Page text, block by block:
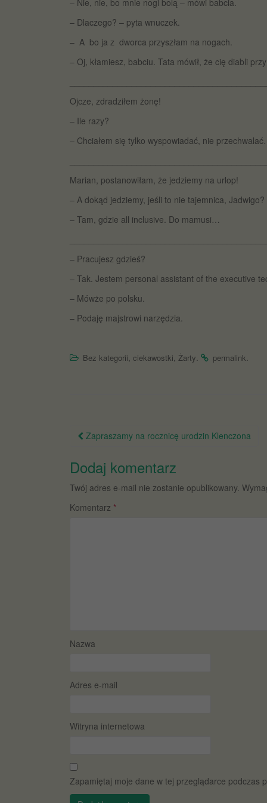
– Nie, nie, bo mnie nogi bolą – mówi babcia.
– Dlaczego? – pyta wnuczek.
– A bo ja z dworca przyszłam na nogach.
– Oj, kłamiesz, babciu. Tata mówił, że cię diabli
Ojcze, zdradziłem żonę!
– Ile razy?
– Chciałem się tylko wyspowiadać, nie
Marian, postanowiłam, że jedziemy na urlop!
– A dokąd jedziemy, jeśli to nie tajemnica, Jadwigo?
– Tam, gdzie all inclusive. Do mamusi…
– Pracujesz gdzieś?
– Tak. Jestem personal assistant of the executive
– Mówże po polsku.
– Podaję majstrowi narzędzia.
Bez kategorii, ciekawostki, Żarty. permalink.
Nawigacja
wpisie
Zapraszamy na rocznicę urodzin Klenczona
Dodaj komentarz
Twój adres e-mail nie zostanie opublikowany.
Komentarz *
Nazwa
Adres e-mail
Witryna internetowa
Zapamiętaj moje dane w tej przeglądarce podczas